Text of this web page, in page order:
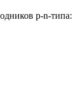
p-n-типа: